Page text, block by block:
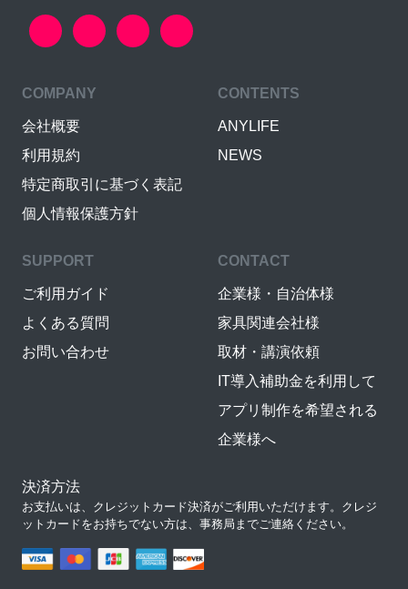
COMPANY
会社概要
利用規約
特定商取引に基づく表記
個人情報保護方針
CONTENTS
ANYLIFE
NEWS
SUPPORT
ご利用ガイド
よくある質問
お問い合わせ
CONTACT
企業様・自治体様
家具関連会社様
取材・講演依頼
IT導入補助金を利用して
アプリ制作を希望される
企業様へ
決済方法
お支払いは、クレジットカード決済がご利用いただけます。クレジ
ットカードをお持ちでない方は、事務局までご連絡ください。